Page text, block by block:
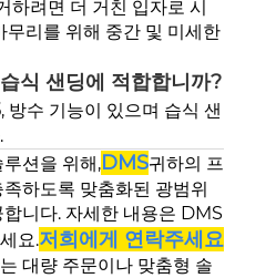
하려면 더 거친 입자로 시
무리를 위해 중간 및 미세한
식 샌딩에 적합합니까?
, 방수 기능이 있으며 습식 샌
션을 위해,DMS귀하의 프
하도록 맞춤화된 광범위
니다. 자세한 내용은 DMS
요.저희에게 연락주세요
대량 주문이나 맞춤형 솔